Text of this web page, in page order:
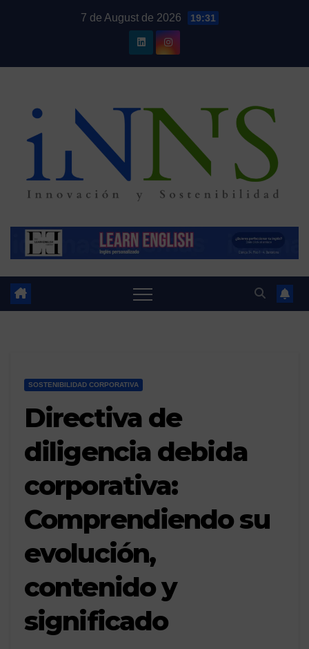
7 de August de 2026 19:31
SOSTENIBILIDAD CORPORATIVA
Directiva de
diligencia debida
corporativa:
Comprendiendo su
evolución,
contenido y
significado